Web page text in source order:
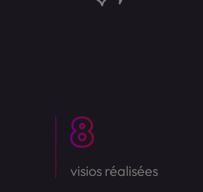
visios réalisées